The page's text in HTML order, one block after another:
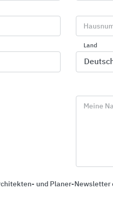
Bereitstellung
dargestellt und ein
zudem bei
Betrieb stehen
an. CAMA Lift
Land
Meine
und Planer-Newsletter